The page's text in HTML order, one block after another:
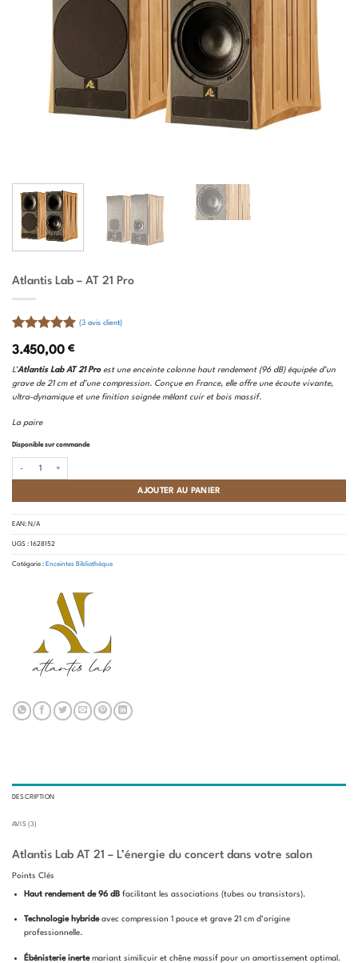
Atlantis Lab – AT 21 Pro
Noté
sur
5 basé sur
3
notations
client
(3avis client)
3.450,00 €
L’Atlantis Lab AT 21 Proest une enceinte colonne haut rendement (96 dB) équipée d’un
grave de 21 cm et d’une compression. Conçue en France, elle offre une écoute vivante,
ultra-dynamique et une finition soignée mêlant cuir et bois massif.
La paire
Disponible sur commande
AJOUTER AU PANIER
EAN: N/A
UGS : 1628152
Catégorie : Enceintes Bibliothèque
DESCRIPTION
AVIS (3)
Atlantis Lab AT 21 – L’énergie du concert dans votre salon
Points Clés
Haut rendement de 96 dBfacilitant les associations (tubes ou transistors).
Technologie hybrideavec compression 1 pouce et grave 21 cm d’origine
professionnelle.
Ébénisterie inertemariant similicuir et chêne massif pour un amortissement optimal.